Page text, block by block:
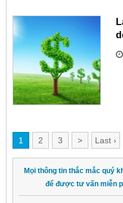
1 2 3 > Last ›
Mọi thông tin thắc mắc quý
để được tư vấn miễn